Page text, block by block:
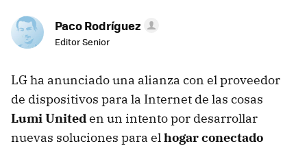
Paco Rodríguez
Editor Senior
LG ha anunciado una alianza con el proveedor
de dispositivos para la Internet de las cosas
Lumi Uniteden un intento por desarrollar
nuevas soluciones para elhogar conectado